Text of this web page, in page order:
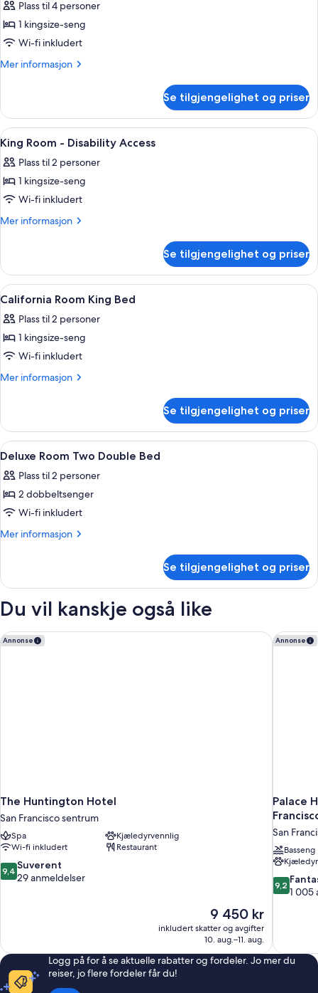
–
executive,
1
Plass til 4 personer
1 kingsize-seng
Wi-fi inkludert
Mer informasjon
Mer
–
executive,
1
soverom
Se tilgjengelighet og priser
Åpne
alle
bildene
av
King
Room
Access
Sengetøy av topp kvalitet, minibar,
9
King Room - Disability Access
Plass til 2 personer
1 kingsize-seng
Wi-fi inkludert
Mer informasjon
Mer
Room
Disability
Se tilgjengelighet og priser
Åpne
alle
bildene
av
California
Room
Sengetøy av topp kvalitet, minibar,
13
California Room King Bed
Plass til 2 personer
1 kingsize-seng
Wi-fi inkludert
Mer informasjon
Mer
Room
King
Bed
Se tilgjengelighet og priser
Åpne
alle
bildene
av
Deluxe
Room
Bed
Sengetøy av topp kvalitet, minibar,
9
Deluxe Room Two Double Bed
Plass til 2 personer
2 dobbeltsenger
Wi-fi inkludert
Mer informasjon
Mer
Room
Double
Se tilgjengelighet og priser
Du vil kanskje også like
Annonse
The Huntington Hotel
San Francisco sentrum
Spa
Kjæledyrvennlig
Wi-fi inkludert
Restaurant
9.4
av
9,4 Suverent
29 anmeldelser
Prisen
er
9 450 kr
9 450 kr
inkludert skatter og avgifter
10. aug.–11. aug.
The Huntington Hotel Annonse
Palace
San
Basseng
9.2
av
9,2
1 005
Palace
Logg på for å se aktuelle rabatter og fordeler. Jo mer du
reiser, jo flere fordeler får du!